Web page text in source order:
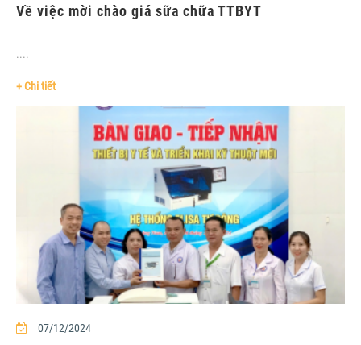
Về việc mời chào giá sữa chữa TTBYT
....
+ Chi tiết
07/12/2024